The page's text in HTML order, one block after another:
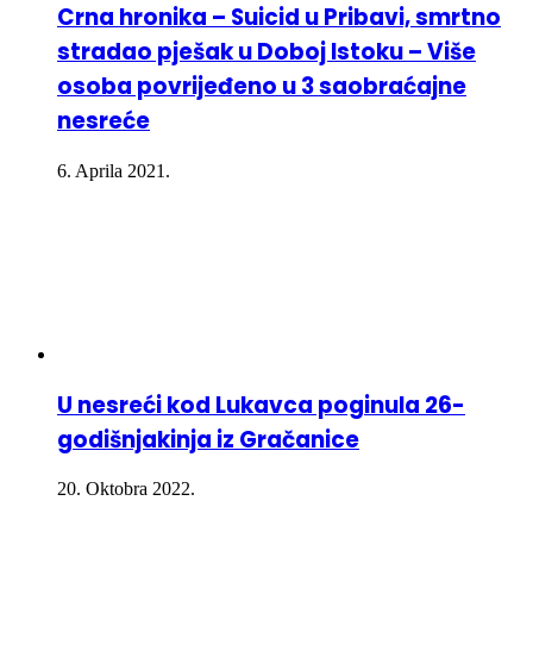
Crna hronika – Suicid u Pribavi, smrtno
stradao pješak u Doboj Istoku – Više
osoba povrijeđeno u 3 saobraćajne
nesreće
6. Aprila 2021.
U nesreći kod Lukavca poginula 26-
godišnjakinja iz Gračanice
20. Oktobra 2022.